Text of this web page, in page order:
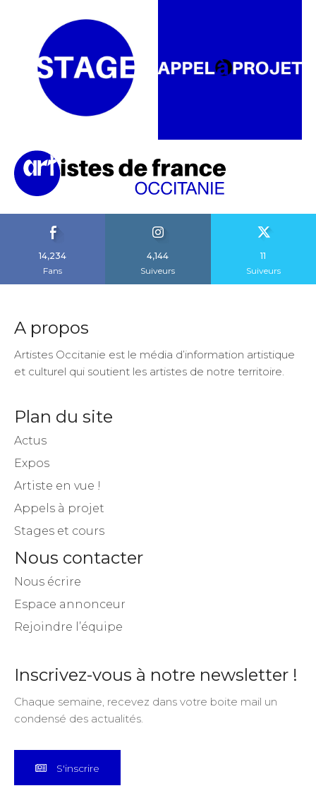
14,234
Fans
4,144
Suiveurs
11
Suiveurs
A propos
Artistes Occitanie est le média d’information artistique
et culturel qui soutient les artistes de notre territoire.
Plan du site
Actus
Expos
Artiste en vue !
Appels à projet
Stages et cours
Nous contacter
Nous écrire
Espace annonceur
Rejoindre l’équipe
Inscrivez-vous à notre newsletter !
Chaque semaine, recevez dans votre boite mail un
condensé des actualités.
S'inscrire